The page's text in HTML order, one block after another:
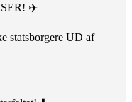
✈️
statsborgere UD af